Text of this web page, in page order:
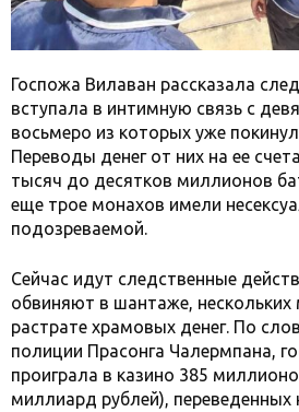
Госпожа Вилаван рассказала
вступала в интимную связь с
восьмеро из которых уже
Переводы денег от них на ее
тысяч до десятков миллионов
еще трое монахов имели
подозреваемой.
Сейчас идут следственные
обвиняют в шантаже,
растрате храмовых денег. По
полиции Прасонга Чалермпана,
проиграла в казино 385
миллиард рублей), переведенных